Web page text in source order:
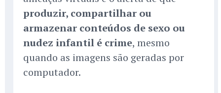
produzir, compartilhar ou
armazenar conteúdos de sexo ou
nudez infantil é crime, mesmo
quando as imagens são geradas por
computador.